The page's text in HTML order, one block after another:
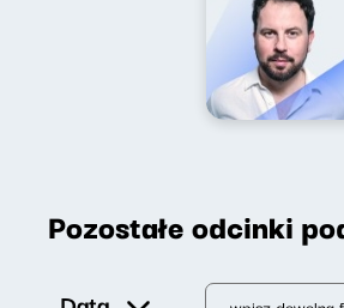
Pozostałe odcinki